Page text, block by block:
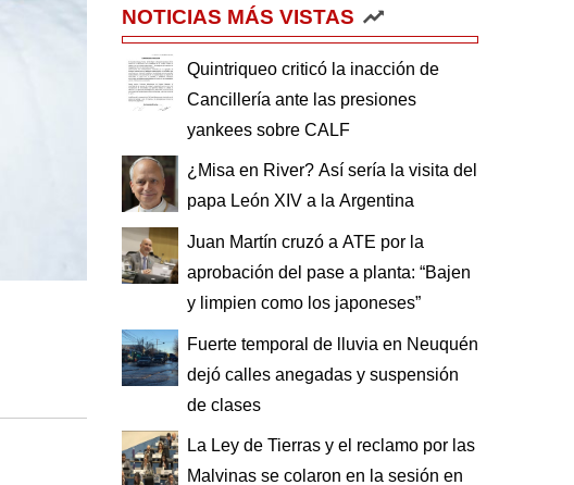
NOTICIAS MÁS VISTAS
Quintriqueo criticó la inacción de
Cancillería ante las presiones
yankees sobre CALF
¿Misa en River? Así sería la visita del
papa León XIV a la Argentina
Juan Martín cruzó a ATE por la
aprobación del pase a planta: “Bajen
y limpien como los japoneses”
Fuerte temporal de lluvia en Neuquén
dejó calles anegadas y suspensión
de clases
La Ley de Tierras y el reclamo por las
Malvinas se colaron en la sesión en